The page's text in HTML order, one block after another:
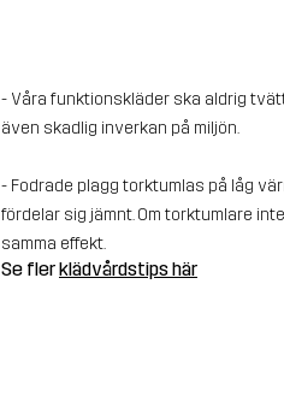
- Våra funktionskläder ska aldrig
även skadlig inverkan på miljön.
- Fodrade plagg torktumlas på låg
fördelar sig jämnt. Om torktumlare
samma effekt.
Se flerklädvårdstips här